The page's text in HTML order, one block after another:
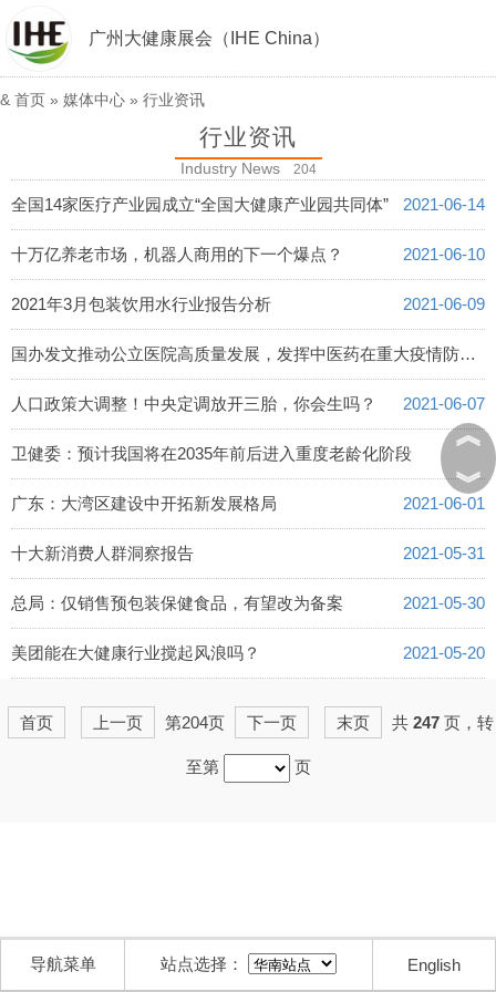
广州大健康展会（IHE China）
& 首页 » 媒体中心 » 行业资讯
行业资讯
Industry News 204
全国14家医疗产业园成立“全国大健康产业园共同体” 2021-06-14
十万亿养老市场，机器人商用的下一个爆点？ 2021-06-10
2021年3月包装饮用水行业报告分析 2021-06-09
国办发文推动公立医院高质量发展，发挥中医药在重大疫情防控救治中的独特作用
2021-06-08
人口政策大调整！中央定调放开三胎，你会生吗？ 2021-06-07
卫健委：预计我国将在2035年前后进入重度老龄化阶段
2021-06-06
广东：大湾区建设中开拓新发展格局 2021-06-01
十大新消费人群洞察报告 2021-05-31
总局：仅销售预包装保健食品，有望改为备案 2021-05-30
美团能在大健康行业搅起风浪吗？ 2021-05-20
首页 上一页 第204页 下一页 末页 共 247 页，转
至第 页
︽
︾
导航菜单 站点选择： English